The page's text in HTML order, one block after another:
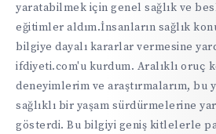
yaratabilmek için genel sağlık ve
eğitimler aldım.İnsanların sağlık
bilgiye dayalı kararlar vermesine
ifdiyeti.com'u kurdum. Aralıklı oruç
deneyimlerim ve araştırmalarım, bu
sağlıklı bir yaşam sürdürmelerine
gösterdi. Bu bilgiyi geniş kitlelerle